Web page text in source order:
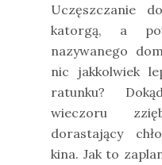
Uczęszczanie
katorgą, a
nazywanego
nic jakkolwiek
ratunku?
wieczoru
dorastający
kina. Jak to